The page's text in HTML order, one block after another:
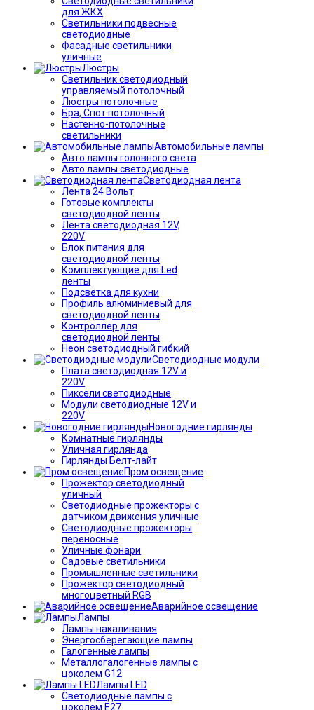
для ЖКХ
Светильники подвесные
светодиодные
Фасадные светильники
уличные
Люстры
Светильник светодиодный
управляемый потолочный
Люстры потолочные
Бра, Спот потолочный
Настенно-потолочные
светильники
Автомобильные лампы
Авто лампы головного света
Авто лампы светодиодные
Светодиодная лента
Лента 24 Вольт
Готовые комплекты
светодиодной ленты
Лента светодиодная 12V,
220V
Блок питания для
светодиодной ленты
Комплектующие для Led
ленты
Подсветка для кухни
Профиль алюминиевый для
светодиодной ленты
Контроллер для
светодиодной ленты
Неон светодиодный гибкий
Светодиодные модули
Плата светодиодная 12V и
220V
Пиксели светодиодные
Модули светодиодные 12V и
220V
Новогодние гирлянды
Комнатные гирлянды
Уличная гирлянда
Гирлянды Белт-лайт
Пром освещение
Прожектор светодиодный
уличный
Светодиодные прожекторы с
датчиком движения уличные
Светодиодные прожекторы
переносные
Уличные фонари
Садовые светильники
Промышленные светильники
Прожектор светодиодный
многоцветный RGB
Аварийное освещение
Лампы
Лампы накаливания
Энергосберегающие лампы
Галогенные лампы
Металлогалогенные лампы с
цоколем G12
Лампы LED
Светодиодные лампы с
цоколем E27